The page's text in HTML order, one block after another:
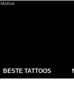
BESTE TATTOOS